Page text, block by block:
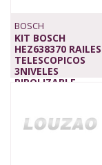
BOSCH
KIT BOSCH
HEZ638370 RAILES
TELESCOPICOS
3NIVELES
PIROLIZABLE